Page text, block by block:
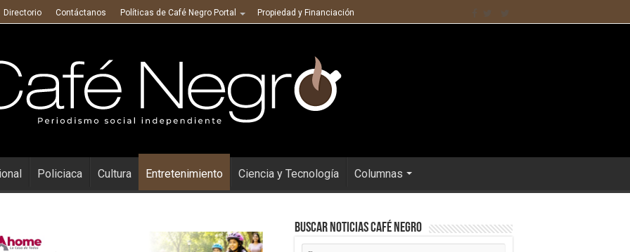
Directorio Contáctanos Políticas de Café Negro Portal Propiedad y Financiación
Policiaca Cultura Entretenimiento Ciencia y Tecnología Columnas
Buscar Noticias Café Negro